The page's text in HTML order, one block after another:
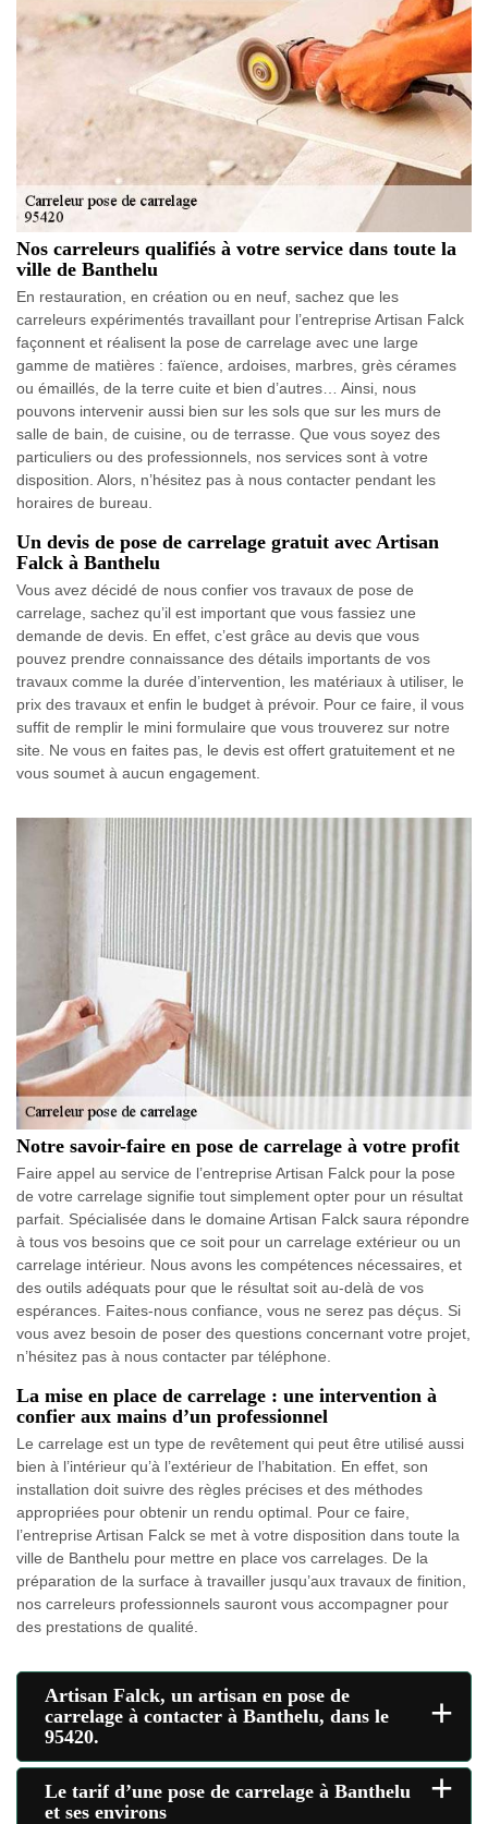
Nos carreleurs qualifiés à votre service dans toute la
ville de Banthelu
En restauration, en création ou en neuf, sachez que les
carreleurs expérimentés travaillant pour l’entreprise Artisan Falck
façonnent et réalisent la pose de carrelage avec une large
gamme de matières : faïence, ardoises, marbres, grès cérames
ou émaillés, de la terre cuite et bien d’autres… Ainsi, nous
pouvons intervenir aussi bien sur les sols que sur les murs de
salle de bain, de cuisine, ou de terrasse. Que vous soyez des
particuliers ou des professionnels, nos services sont à votre
disposition. Alors, n’hésitez pas à nous contacter pendant les
horaires de bureau.
Un devis de pose de carrelage gratuit avec Artisan
Falck à Banthelu
Vous avez décidé de nous confier vos travaux de pose de
carrelage, sachez qu’il est important que vous fassiez une
demande de devis. En effet, c’est grâce au devis que vous
pouvez prendre connaissance des détails importants de vos
travaux comme la durée d’intervention, les matériaux à utiliser, le
prix des travaux et enfin le budget à prévoir. Pour ce faire, il vous
suffit de remplir le mini formulaire que vous trouverez sur notre
site. Ne vous en faites pas, le devis est offert gratuitement et ne
vous soumet à aucun engagement.
Notre savoir-faire en pose de carrelage à votre profit
Faire appel au service de l’entreprise Artisan Falck pour la pose
de votre carrelage signifie tout simplement opter pour un résultat
parfait. Spécialisée dans le domaine Artisan Falck saura répondre
à tous vos besoins que ce soit pour un carrelage extérieur ou un
carrelage intérieur. Nous avons les compétences nécessaires, et
des outils adéquats pour que le résultat soit au-delà de vos
espérances. Faites-nous confiance, vous ne serez pas déçus. Si
vous avez besoin de poser des questions concernant votre projet,
n’hésitez pas à nous contacter par téléphone.
La mise en place de carrelage : une intervention à
confier aux mains d’un professionnel
Le carrelage est un type de revêtement qui peut être utilisé aussi
bien à l’intérieur qu’à l’extérieur de l’habitation. En effet, son
installation doit suivre des règles précises et des méthodes
appropriées pour obtenir un rendu optimal. Pour ce faire,
l’entreprise Artisan Falck se met à votre disposition dans toute la
ville de Banthelu pour mettre en place vos carrelages. De la
préparation de la surface à travailler jusqu’aux travaux de finition,
nos carreleurs professionnels sauront vous accompagner pour
des prestations de qualité.
Artisan Falck, un artisan en pose de
carrelage à contacter à Banthelu, dans le
95420.
+
Le tarif d’une pose de carrelage à Banthelu
et ses environs
+